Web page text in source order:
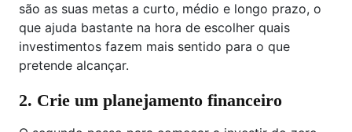
são as suas metas a curto, médio e longo prazo, o
que ajuda bastante na hora de escolher quais
investimentos fazem mais sentido para o que
pretende alcançar.
2. Crie um planejamento financeiro